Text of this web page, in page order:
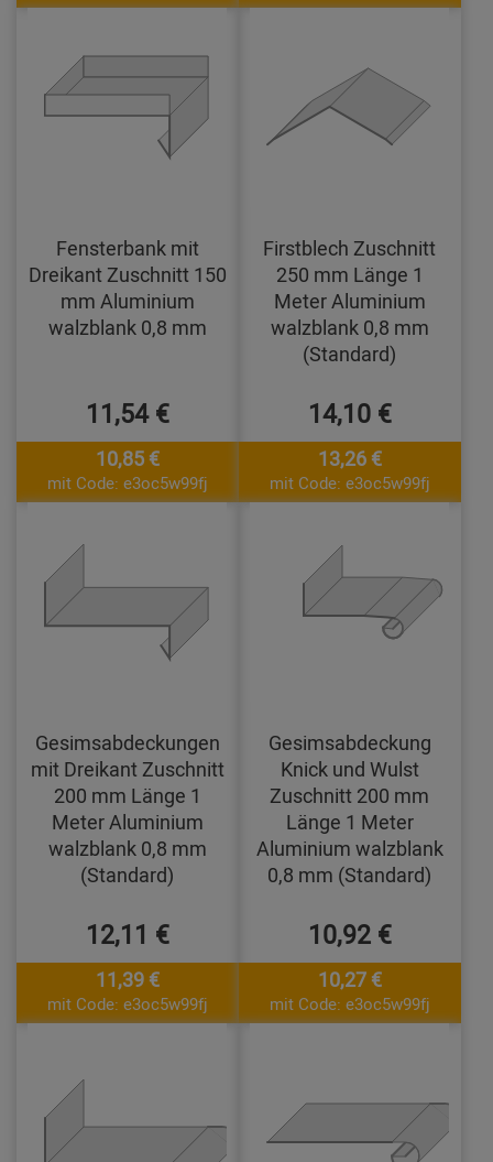
Fensterbank mit
Dreikant Zuschnitt 150
mm Aluminium
walzblank 0,8 mm
11,54 €
10,85 €
mit Code: e3oc5w99fj
Firstblech Zuschnitt
250 mm Länge 1
Meter Aluminium
walzblank 0,8 mm
(Standard)
14,10 €
13,26 €
mit Code: e3oc5w99fj
Gesimsabdeckungen
mit Dreikant Zuschnitt
200 mm Länge 1
Meter Aluminium
walzblank 0,8 mm
(Standard)
12,11 €
11,39 €
mit Code: e3oc5w99fj
Gesimsabdeckung
Knick und Wulst
Zuschnitt 200 mm
Länge 1 Meter
Aluminium walzblank
0,8 mm (Standard)
10,92 €
10,27 €
mit Code: e3oc5w99fj